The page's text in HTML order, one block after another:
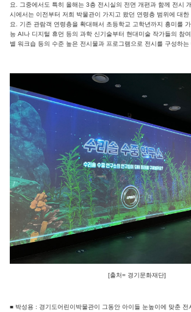
요. 그중에서도 특히 올해는 3층 전시실의 전면 개편과 함께 전시
시에서는 이전부터 저희 박물관이 가지고 왔던 연령층 범위에 대
요. 기존 관람객 연령층을 확대해서 초등학교 고학년까지 흥미를
능 AI나 디지털 휴먼 등의 과학 신기술부터 현대미술 작가들의 참
별 워크숍 등의 수준 높은 전시물과 프로그램으로 전시를 구성하는
[출처= 경기문화재단]
■ 박성용 : 경기도어린이박물관이 그동안 아이들 눈높이에 맞춘 전